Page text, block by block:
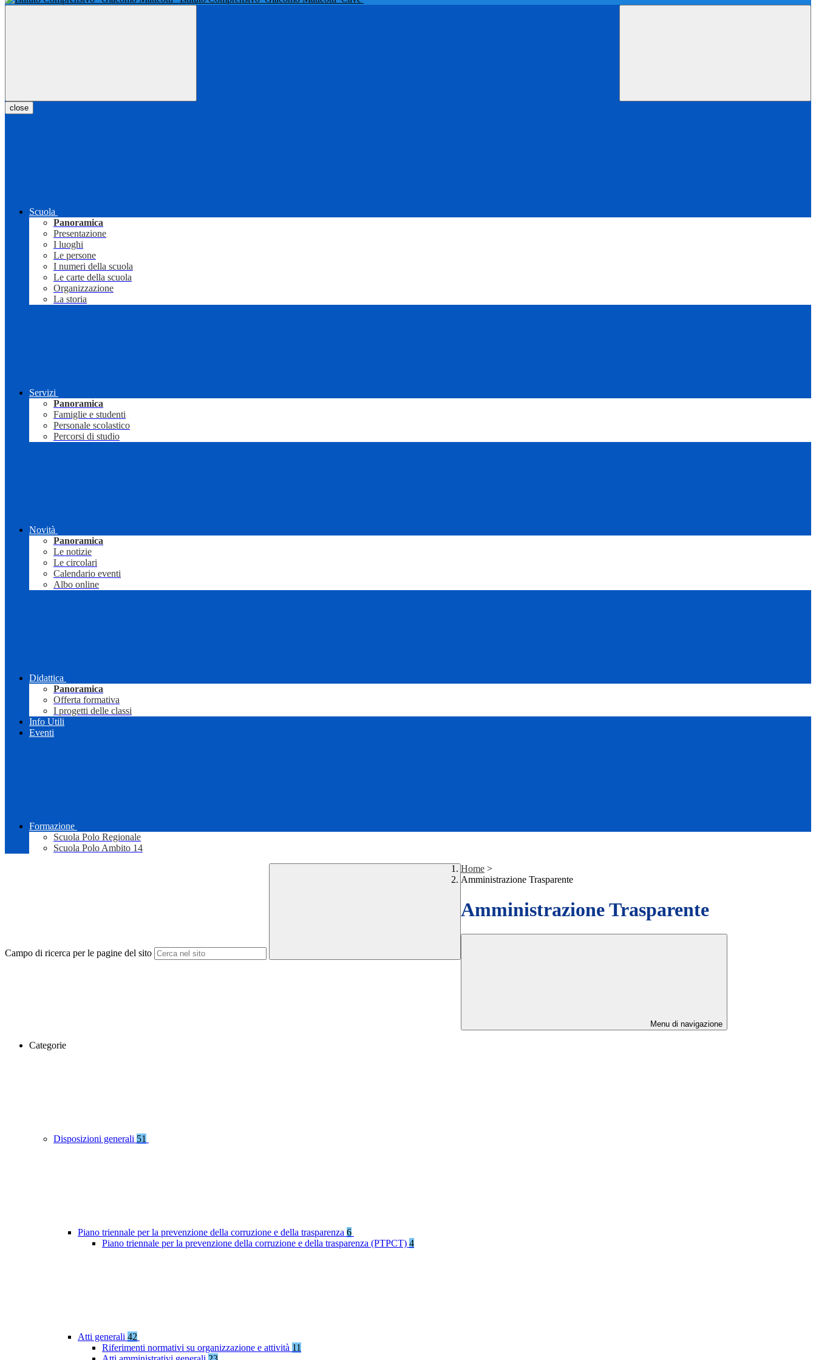
close
Scuola
Panoramica
Presentazione
I luoghi
Le persone
I numeri della scuola
Le carte della scuola
Organizzazione
La storia
Servizi
Panoramica
Famiglie e studenti
Personale scolastico
Percorsi di studio
Novità
Panoramica
Le notizie
Le circolari
Calendario eventi
Albo online
Didattica
Panoramica
Offerta formativa
I progetti delle classi
Info Utili
Eventi
Formazione
Scuola Polo Regionale
Scuola Polo Ambito 14
Campo di ricerca per le pagine del sito
Home >
Amministrazione Trasparente
Amministrazione Trasparente
Menu di navigazione
Categorie
Disposizioni generali 51
Piano triennale per la prevenzione della corruzione e della trasparenza 6
Piano triennale per la prevenzione della corruzione e della trasparenza (PTPCT) 4
Atti generali 42
Riferimenti normativi su organizzazione e attività 11